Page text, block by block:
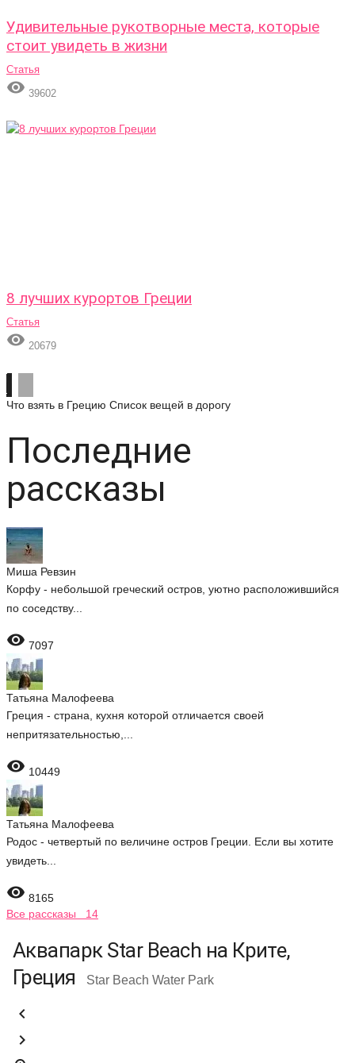
Удивительные рукотворные места, которые
стоит увидеть в жизни
Статья
 39602
8 лучших курортов Греции
Статья
 20679
Что взять в Грецию Список вещей в дорогу
Последние
рассказы
Миша Ревзин
Корфу - небольшой греческий остров, уютно расположившийся
по соседству...
 7097
Татьяна Малофеева
Греция - страна, кухня которой отличается своей
непритязательностью,...
 10449
Татьяна Малофеева
Родос - четвертый по величине остров Греции. Если вы хотите
увидеть...
 8165
Все рассказы 14
Аквапарк Star Beach на Крите,
Греция
Star Beach Water Park

